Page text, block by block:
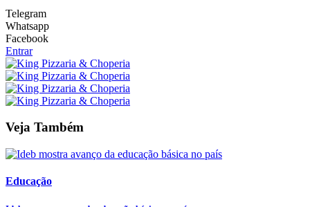
Telegram
Whatsapp
Facebook
Entrar
Veja Também
Educação